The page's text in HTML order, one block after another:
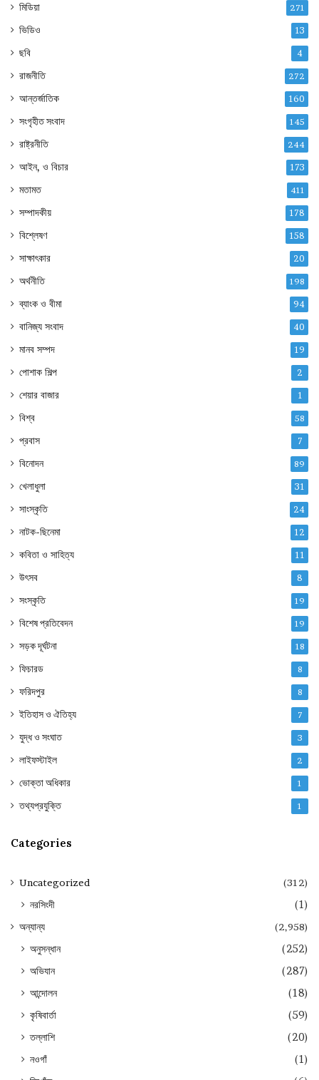
মিডিয়া 271
ভিডিও 13
ছবি 4
রাজনীতি 272
আন্তর্জাতিক 160
সংগৃহীত সংবাদ 145
রাষ্ট্রনীতি 244
আইন, ও বিচার 173
মতামত 411
সম্পাদকীয় 178
বিশ্লেষণ 158
সাক্ষাৎকার 20
অর্থনীতি 198
ব্যাংক ও বীমা 94
বানিজ্য সংবাদ 40
মানব সম্পদ 19
পোশাক শিল্প 2
শেয়ার বাজার 1
বিশ্ব 58
প্রবাস 7
বিনোদন 89
খেলাধুলা 31
সাংস্কৃতি 24
নাটক-ছিনেমা 12
কবিতা ও সাহিত্য 11
উৎসব 8
সংস্কৃতি 19
বিশেষ প্রতিবেদন 19
সড়ক দূর্ঘটনা 18
ফিচারড 8
ফরিদপুর 8
ইতিহাস ও ঐতিহ্য 7
যুদ্ধ ও সংঘাত 3
লাইফস্টাইল 2
ভোক্তা অধিকার 1
তথ্যপ্রযুক্তি 1
Categories
Uncategorized (312)
নরসিংদী (1)
অন্যান্য (2,958)
অনুসন্ধান
(252)
অভিযান
(287)
আন্দোলন
(18)
কৃষিবার্তা
(59)
তল্লাশি
(20)
নওগাঁ
(1)